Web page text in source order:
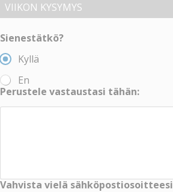
VIIKON KYSYMYS
Sienestätkö?
Kyllä
En
Perustele vastaustasi tähän:
Vahvista vielä sähköpostiosoitteesi